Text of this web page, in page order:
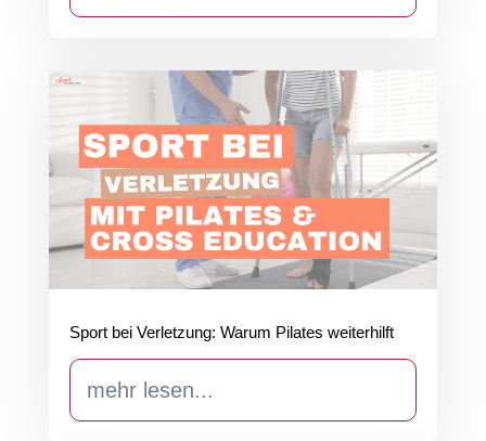
Sport bei Verletzung: Warum Pilates weiterhilft
mehr lesen...